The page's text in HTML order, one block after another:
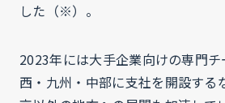
した（※）。
2023年には大手企業向けの専門
西・九州・中部に支社を開設する